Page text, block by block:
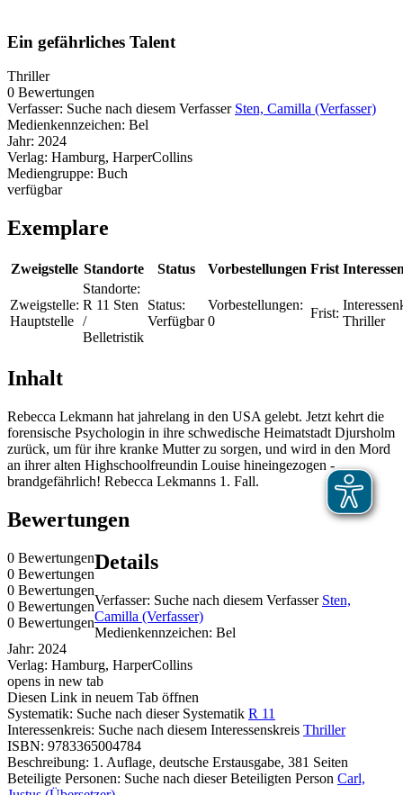
Ein gefährliches Talent
Thriller
0 Bewertungen
Verfasser: Suche nach diesem Verfasser Sten, Camilla (Verfasser)
Medienkennzeichen: Bel
Jahr: 2024
Verlag: Hamburg, HarperCollins
Mediengruppe: Buch
verfügbar
Exemplare
Zweigstelle Standorte Status Vorbestellungen Frist
Zweigstelle:
Hauptstelle
Standorte:
R 11 Sten
/
Belletristik
Status:
Verfügbar
Vorbestellungen:
0
Frist:
Thriller
Inhalt
Rebecca Lekmann hat jahrelang in den USA gelebt. Jetzt kehrt die
forensische Psychologin in ihre schwedische Heimatstadt Djursholm
zurück, um für ihre kranke Mutter zu sorgen, und wird in den Mord
an ihrer alten Highschoolfreundin Louise hineingezogen -
brandgefährlich! Rebecca Lekmanns 1. Fall.
Bewertungen
0 Bewertungen
0 Bewertungen
0 Bewertungen
0 Bewertungen
0 Bewertungen
Details
Verfasser: Suche nach diesem Verfasser Sten,
Camilla (Verfasser)
Medienkennzeichen: Bel
Jahr: 2024
Verlag: Hamburg, HarperCollins
opens in new tab
Diesen Link in neuem Tab öffnen
Systematik: Suche nach dieser Systematik R 11
Interessenkreis: Suche nach diesem Interessenskreis Thriller
ISBN: 9783365004784
Beschreibung: 1. Auflage, deutsche Erstausgabe, 381 Seiten
Beteiligte Personen: Suche nach dieser Beteiligten Person Carl,